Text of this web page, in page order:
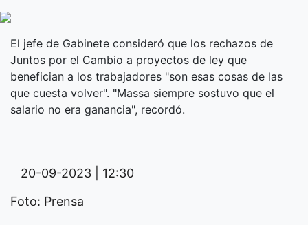
El jefe de Gabinete consideró que los rechazos de
Juntos por el Cambio a proyectos de ley que
benefician a los trabajadores "son esas cosas de las
que cuesta volver". "Massa siempre sostuvo que el
salario no era ganancia", recordó.
20-09-2023 | 12:30
Foto: Prensa